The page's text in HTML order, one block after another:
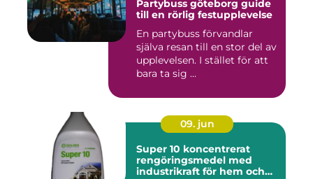
Partybuss göteborg guide
till en rörlig festupplevelse
En partybuss förvandlar
själva resan till en stor del av
upplevelsen. I stället för att
bara ta sig ...
09. jun
Super 10 koncentrerat
rengöringsmedel med
industrikraft för hem och